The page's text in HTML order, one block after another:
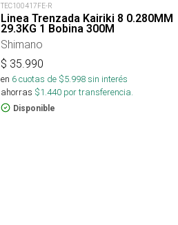
TEC100417FE-R
Linea Trenzada Kairiki 8 0.280MM
29.3KG 1 Bobina 300M
Shimano
$ 35.990
en 6cuotas de $5.998sin interés
ahorras $1.440 por transferencia.
Disponible